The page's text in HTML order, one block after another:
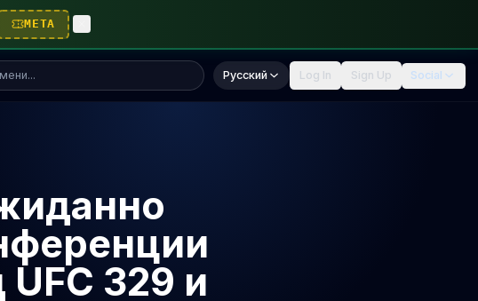
META
Русский Log In Sign Up Social
329 и